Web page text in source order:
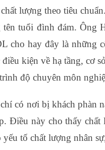
lượng theo tiêu
tên tuổi đình đám. Ông
cho hay đây là những
điều kiện về hạ tầng, cơ
độ chuyên môn
có nơi bị khách phàn
Điều này cho thấy chất
yếu tố chất lượng nhân